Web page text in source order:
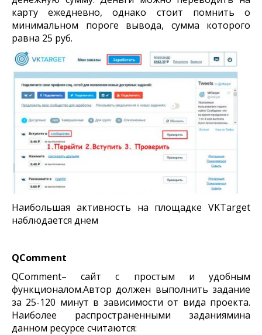
карту ежедневно, однако стоит помнить о
минимальном пороге вывода, сумма которого
равна 25 руб.
Наибольшая активность на площадке VKTarget
наблюдается днем
QComment
QComment– сайт с простым и удобным
функционалом.Автор должен выполнить задание
за 25-120 минут в зависимости от вида проекта.
Наиболее распространенными заданиямина
данном ресурсе считаются: